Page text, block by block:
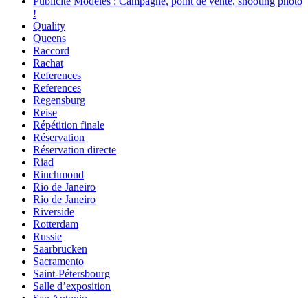
!
Quality
Queens
Raccord
Rachat
References
References
Regensburg
Reise
Répétition finale
Réservation
Réservation directe
Riad
Rinchmond
Rio de Janeiro
Rio de Janeiro
Riverside
Rotterdam
Russie
Saarbrücken
Sacramento
Saint-Pétersbourg
Salle d’exposition